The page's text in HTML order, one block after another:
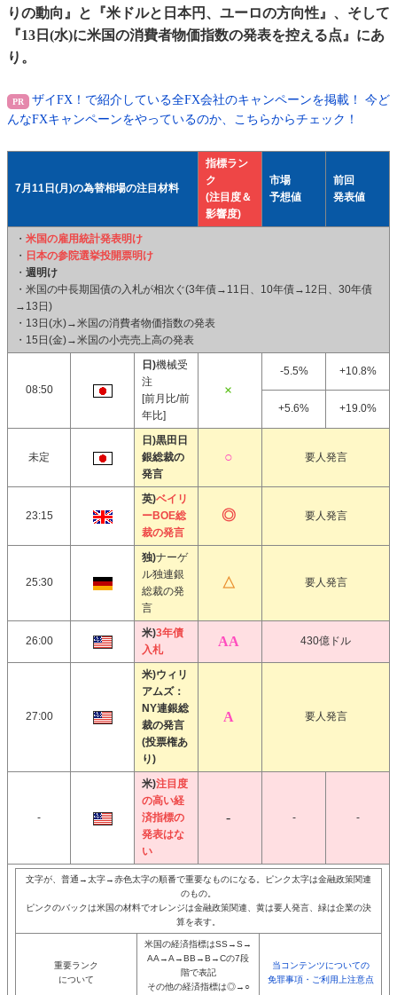
りの動向』と『米ドルと日本円、ユーロの方向性』、そして
『13日(水)に米国の消費者物価指数の発表を控える点』にあ
り。
ザイFX！で紹介している全FX会社のキャンペーンを掲載！ 今ど
んなFXキャンペーンをやっているのか、こちらからチェック！
7月11日(月)の為替相場の注目材料
指標ラン
ク
(注目度＆
影響度)
市場
予想値
前回
発表値
・ 米国の雇用統計発表明け
・ 日本の参院選挙投開票明け
・ 週明け
・米国の中長期国債の入札が相次ぐ(3年債→11日、10年債→12日、30年債
→13日)
・13日(水)→米国の消費者物価指数の発表
・15日(金)→米国の小売売上高の発表
08:50
日)機械受
注
[前月比/前
年比]
-5.5% +10.8%
+5.6% +19.0%
未定
日)黒田日
銀総裁の
発言
要人発言
23:15
英)ベイリ
ーBOE総
裁の発言
要人発言
25:30
独)ナーゲ
ル独連銀
総裁の発
言
要人発言
26:00
米)3年債
入札
430億ドル
27:00
米)ウィリ
アムズ：
NY連銀総
裁の発言
(投票権あ
り)
要人発言
-
米)注目度
の高い経
済指標の
発表はな
い
- -
文字が、普通→太字→赤色太字の順番で重要なものになる。ピンク太字は金融政策関連
のもの。
ピンクのバックは米国の材料でオレンジは金融政策関連、黄は要人発言、緑は企業の決
算を表す。
重要ランク
について
米国の経済指標はSS→S→
AA→A→BB→B→Cの7段
階で表記
その他の経済指標は◎→○
当コンテンツについての
免罪事項・ご利用上注意点